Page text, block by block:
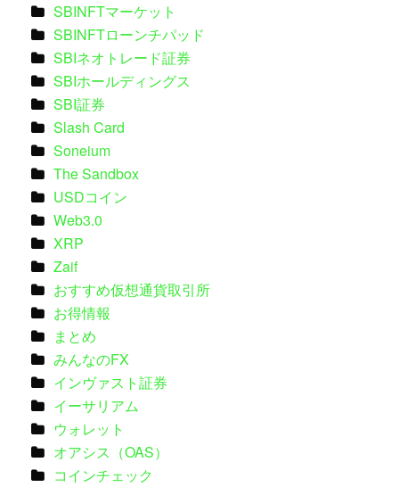
SBINFTマーケット
SBINFTローンチパッド
SBIネオトレード証券
SBIホールディングス
SBI証券
Slash Card
Soneium
The Sandbox
USDコイン
Web3.0
XRP
Zaif
おすすめ仮想通貨取引所
お得情報
まとめ
みんなのFX
インヴァスト証券
イーサリアム
ウォレット
オアシス（OAS）
コインチェック